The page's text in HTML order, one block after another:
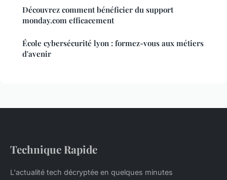
Découvrez comment bénéficier du support
monday.com efficacement
École cybersécurité lyon : formez-vous aux métiers
d'avenir
Technique Rapide
L'actualité tech décryptée en quelques minutes